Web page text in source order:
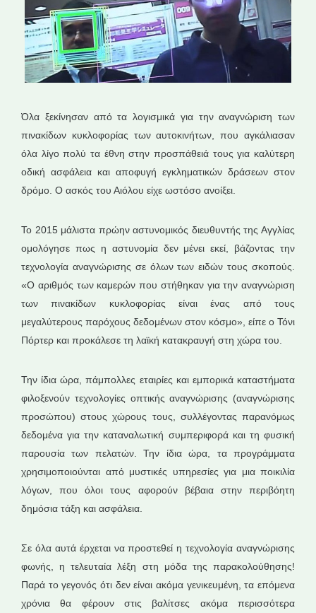
Όλα ξεκίνησαν από τα λογισμικά για την αναγνώριση των
πινακίδων κυκλοφορίας των αυτοκινήτων, που αγκάλιασαν
όλα λίγο πολύ τα έθνη στην προσπάθειά τους για καλύτερη
οδική ασφάλεια και αποφυγή εγκληματικών δράσεων στον
δρόμο. Ο ασκός του Αιόλου είχε ωστόσο ανοίξει.
Το 2015 μάλιστα πρώην αστυνομικός διευθυντής της Αγγλίας
ομολόγησε πως η αστυνομία δεν μένει εκεί, βάζοντας την
τεχνολογία αναγνώρισης σε όλων των ειδών τους σκοπούς.
«Ο αριθμός των καμερών που στήθηκαν για την αναγνώριση
των πινακίδων κυκλοφορίας είναι ένας από τους
μεγαλύτερους παρόχους δεδομένων στον κόσμο», είπε ο Τόνι
Πόρτερ και προκάλεσε τη λαϊκή κατακραυγή στη χώρα του.
Την ίδια ώρα, πάμπολλες εταιρίες και εμπορικά καταστήματα
φιλοξενούν τεχνολογίες οπτικής αναγνώρισης (αναγνώρισης
προσώπου) στους χώρους τους, συλλέγοντας παρανόμως
δεδομένα για την καταναλωτική συμπεριφορά και τη φυσική
παρουσία των πελατών. Την ίδια ώρα, τα προγράμματα
χρησιμοποιούνται από μυστικές υπηρεσίες για μια ποικιλία
λόγων, που όλοι τους αφορούν βέβαια στην περιβόητη
δημόσια τάξη και ασφάλεια.
Σε όλα αυτά έρχεται να προστεθεί η τεχνολογία αναγνώρισης
φωνής, η τελευταία λέξη στη μόδα της παρακολούθησης!
Παρά το γεγονός ότι δεν είναι ακόμα γενικευμένη, τα επόμενα
χρόνια θα φέρουν στις βαλίτσες ακόμα περισσότερα